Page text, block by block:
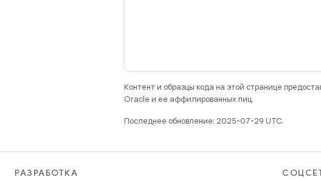
Контент и образцы кода на этой странице
Oracle и ее аффилированных лиц.
Последнее обновление: 2025-07-29 UTC.
РАЗРАБОТКА